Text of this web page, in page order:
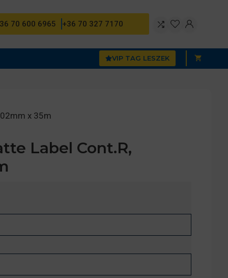
70 600 6965 +36 70 327 7170
VIP TAG LESZEK
x 35m
Label Cont.R,